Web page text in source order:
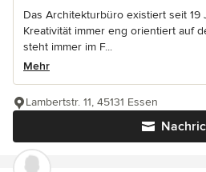
Das Architekturbüro existiert seit 19
Kreativität immer eng orientiert auf
steht immer im F...
Mehr
Lambertstr. 11, 45131 Essen